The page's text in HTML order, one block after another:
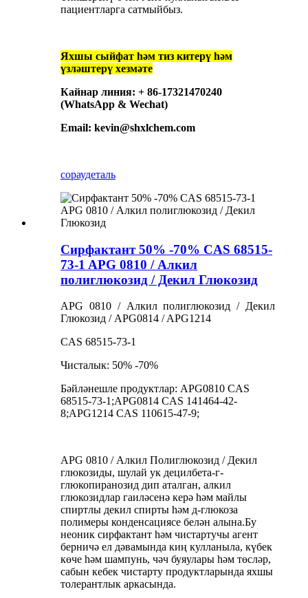
пациентларга сатмыйбыз.
Яхшы сыйфат һәм тиз китерү һәм
үзләштерү хезмәте
Кайнар линия: + 86-17321470240
(WhatsApp & Wechat)
Email: kevin@shxlchem.com
сораудеталь
Сирфактант 50% -70% CAS 68515-
73-1 APG 0810 / Алкил
полиглюкозид / Декил Глюкозид
APG 0810 / Алкил полиглюкозид / Декил
Глюкозид / APG0814 / APG1214
CAS 68515-73-1
Чисталык: 50% -70%
Бәйләнешле продуктлар: APG0810 CAS
68515-73-1;APG0814 CAS 141464-42-
8;APG1214 CAS 110615-47-9;
APG 0810 / Алкил Полиглюкозид / Декил
глюкозиды, шулай ук ​​децилбета-г-
глюкопиранозид дип аталган, алкил
глюкозидлар гаиләсенә керә һәм майлы
спиртлы декил спирты һәм д-глюкоза
полимеры конденсациясе белән алына.Бу
неоник сирфактант һәм чистартучы агент
берничә ел дәвамында киң кулланыла, күбек
көче һәм шампунь, чәч буяулары һәм төсләр,
сабын кебек чистарту продуктларында яхшы
толерантлык аркасында.